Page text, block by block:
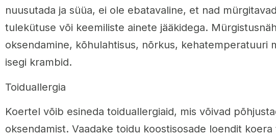
nuusutada ja süüa, ei ole ebatavaline, et nad
tulekütuse või keemiliste ainete jääkidega.
oksendamine, kõhulahtisus, nõrkus, kehatemperatuuri
isegi krambid.
Toiduallergia
Koertel võib esineda toiduallergiaid, mis võivad
oksendamist. Vaadake toidu koostisosade loendit koera